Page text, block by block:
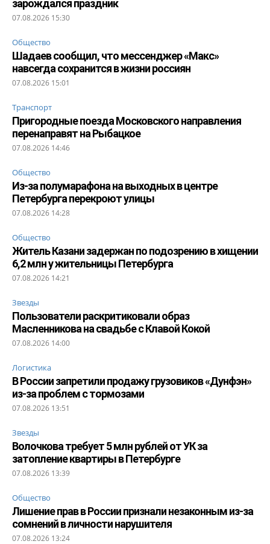
зарождался праздник
07.08.2026 15:30
Общество
Шадаев сообщил, что мессенджер «Макс»
навсегда сохранится в жизни россиян
07.08.2026 15:01
Транспорт
Пригородные поезда Московского направления
перенаправят на Рыбацкое
07.08.2026 14:46
Общество
Из-за полумарафона на выходных в центре
Петербурга перекроют улицы
07.08.2026 14:28
Общество
Житель Казани задержан по подозрению в хищении
6,2 млн у жительницы Петербурга
07.08.2026 14:21
Звезды
Пользователи раскритиковали образ
Масленникова на свадьбе с Клавой Кокой
07.08.2026 14:00
Логистика
В России запретили продажу грузовиков «Дунфэн»
из-за проблем с тормозами
07.08.2026 13:51
Звезды
Волочкова требует 5 млн рублей от УК за
затопление квартиры в Петербурге
07.08.2026 13:39
Общество
Лишение прав в России признали незаконным из-за
сомнений в личности нарушителя
07.08.2026 13:24